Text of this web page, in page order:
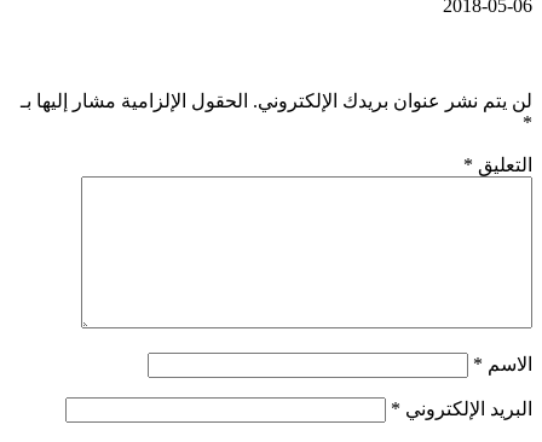
2018-05-06
لن يتم نشر عنوان بريدك الإلكتروني. الحقول الإلزامية مشار إليها بـ
*
التعليق *
الاسم *
البريد الإلكتروني *